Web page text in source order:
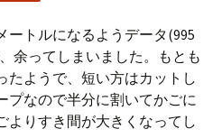
ートルになるようデータ(995
余ってしまいました。もとも
たようで、短い方はカットし
プなので半分に割いてかごに
よりすき間が大きくなってし